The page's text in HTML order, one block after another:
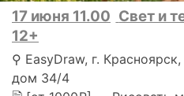
17 июня 11.00 Свет и
12+
⚲ EasyDraw, г.
дом 34/4